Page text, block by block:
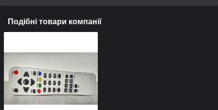
Подібні товари компанії